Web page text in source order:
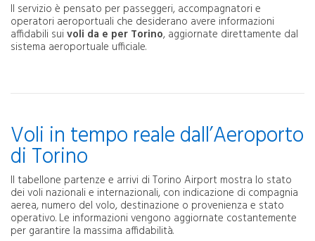
Il servizio è pensato per passeggeri, accompagnatori e
operatori aeroportuali che desiderano avere informazioni
affidabili suivoli da e per Torino, aggiornate direttamente dal
sistema aeroportuale ufficiale.
Voli in tempo reale dall’Aeroporto
di Torino
Il tabellone partenze e arrivi di Torino Airport mostra lo stato
dei voli nazionali e internazionali, con indicazione di compagnia
aerea, numero del volo, destinazione o provenienza e stato
operativo. Le informazioni vengono aggiornate costantemente
per garantire la massima affidabilità.